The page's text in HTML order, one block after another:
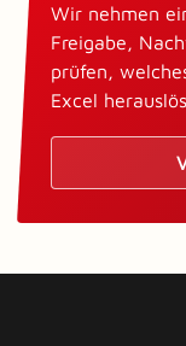
Wir nehmen
Freigabe,
prüfen,
Excel